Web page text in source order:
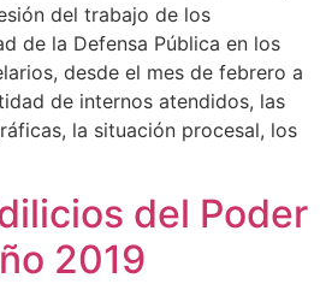
del trabajo de los
de la Defensa Pública en los
desde el mes de febrero a
de internos atendidos, las
la situación procesal, los
del Poder
2019